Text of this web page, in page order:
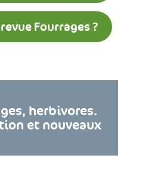
Fourrages ?
herbivores.
et nouveaux